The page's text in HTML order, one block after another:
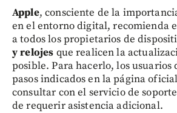
Apple, consciente de la
en el entorno digital, recomienda
a todos los propietarios de
y relojes que realicen la
posible. Para hacerlo, los usuarios
pasos indicados en la página
consultar con el servicio de
de requerir asistencia adicional.